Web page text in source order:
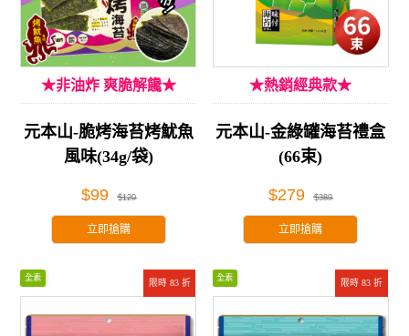
★非油炸 爽脆解饞★
元本山-脆烤海苔烤魷魚
風味(34g/袋)
$99 $120
立即搶購
★熱銷經典款★
元本山-金綠罐海苔禮盒
(66束)
$279 $389
立即搶購
限時 83 折
全素
限時 83 折
全素